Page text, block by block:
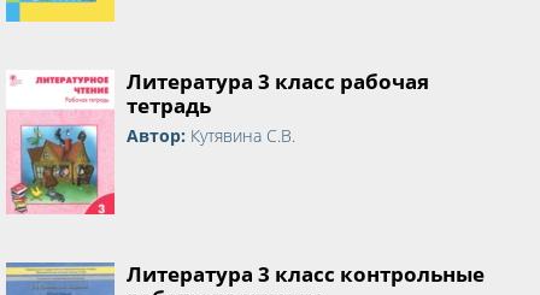
Литература 3 класс рабочая
тетрадь
Автор: Кутявина С.В.
Литература 3 класс контрольные